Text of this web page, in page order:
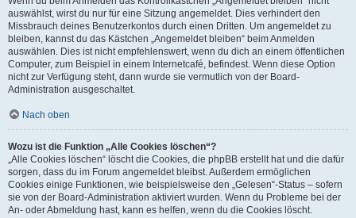
auswählst, wirst du nur für eine Sitzung angemeldet. Dies verhindert den
Missbrauch deines Benutzerkontos durch einen Dritten. Um angemeldet zu
bleiben, kannst du das Kästchen „Angemeldet bleiben“ beim Anmelden
auswählen. Dies ist nicht empfehlenswert, wenn du dich an einem öffentlichen
Computer, zum Beispiel in einem Internetcafé, befindest. Wenn diese Option
nicht zur Verfügung steht, dann wurde sie vermutlich von der Board-
Administration ausgeschaltet.
Nach oben
Wozu ist die Funktion „Alle Cookies löschen“?
„Alle Cookies löschen“ löscht die Cookies, die phpBB erstellt hat und die dafür
sorgen, dass du im Forum angemeldet bleibst. Außerdem ermöglichen
Cookies einige Funktionen, wie beispielsweise den „Gelesen“-Status – sofern
sie von der Board-Administration aktiviert wurden. Wenn du Probleme bei der
An- oder Abmeldung hast, kann es helfen, wenn du die Cookies löscht.